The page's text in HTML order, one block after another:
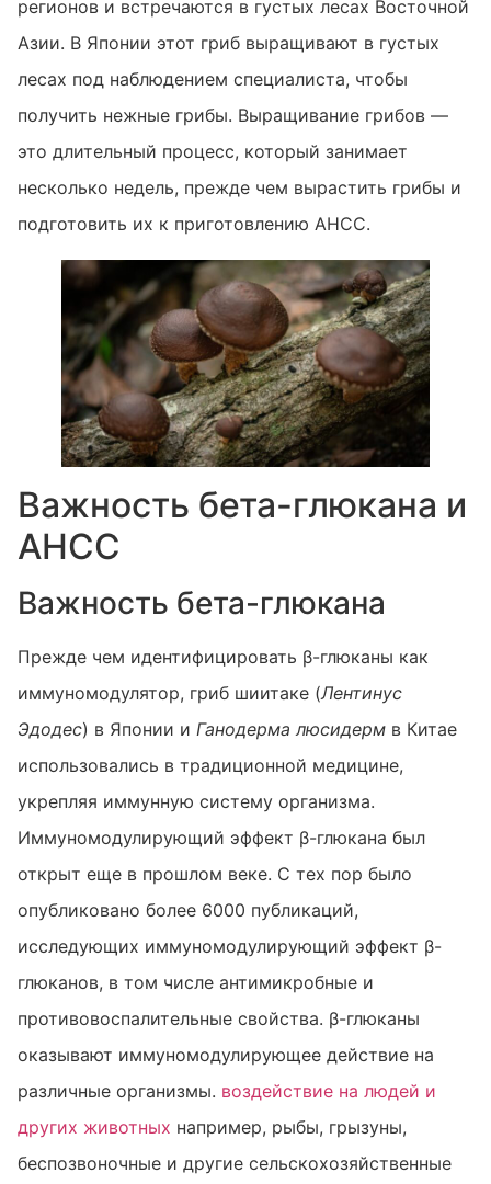
регионов и встречаются в густых лесах Восточной
Азии. В Японии этот гриб выращивают в густых
лесах под наблюдением специалиста, чтобы
получить нежные грибы. Выращивание грибов —
это длительный процесс, который занимает
несколько недель, прежде чем вырастить грибы и
подготовить их к приготовлению AHCC.
Важность бета-глюкана и
AHCC
Важность бета-глюкана
Прежде чем идентифицировать β-глюканы как
иммуномодулятор, гриб шиитаке (Лентинус
Эдодес) в Японии и Ганодерма люсидерм в Китае
использовались в традиционной медицине,
укрепляя иммунную систему организма.
Иммуномодулирующий эффект β-глюкана был
открыт еще в прошлом веке. С тех пор было
опубликовано более 6000 публикаций,
исследующих иммуномодулирующий эффект β-
глюканов, в том числе антимикробные и
противовоспалительные свойства. β-глюканы
оказывают иммуномодулирующее действие на
различные организмы. воздействие на людей и
других животных например, рыбы, грызуны,
беспозвоночные и другие сельскохозяйственные